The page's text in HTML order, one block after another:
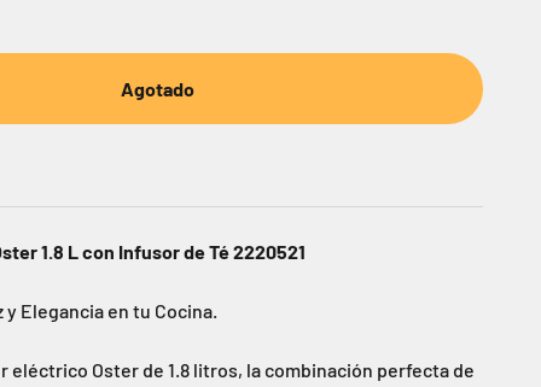
Agotado
1.8 L con Infusor de Té 2220521
Elegancia en tu Cocina.
eléctrico Oster de 1.8 litros, la combinación perfecta de